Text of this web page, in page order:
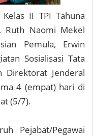
II TPI Tahuna
Ruth Naomi Mekel
Pemula, Erwin
Sosialisasi Tata
Direktorat Jenderal
4 (empat) hari di
(5/7).
Pejabat/Pegawai